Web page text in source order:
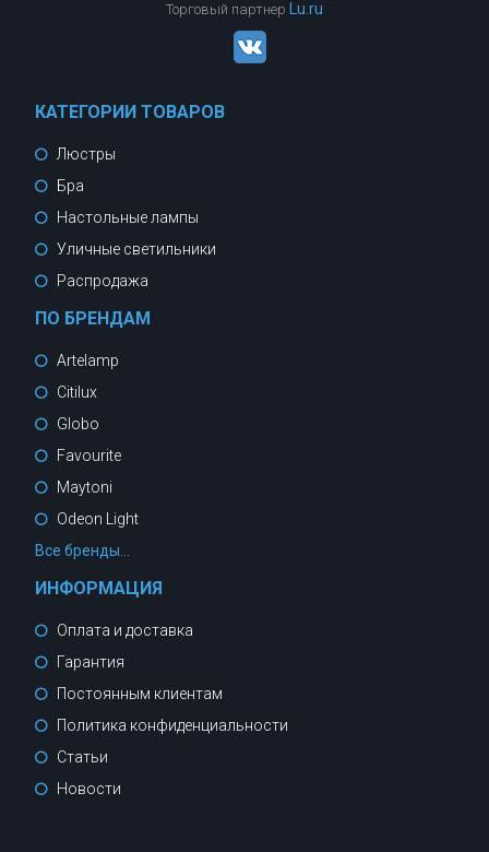
Торговый партнер
Lu.ru
КАТЕГОРИИ ТОВАРОВ
Люстры
Бра
Настольные лампы
Уличные светильники
Распродажа
ПО БРЕНДАМ
Artelamp
Citilux
Globo
Favourite
Maytoni
Odeon Light
Все бренды...
ИНФОРМАЦИЯ
Оплата и доставка
Гарантия
Постоянным клиентам
Политика конфиденциальности
Статьи
Новости